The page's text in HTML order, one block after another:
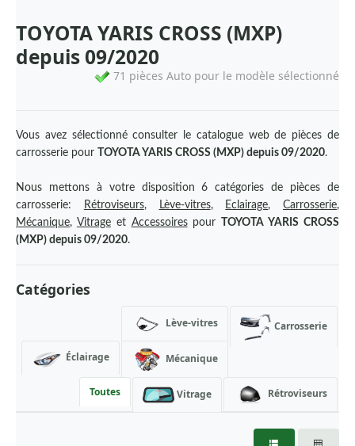
ACCESSOIRES CAMION
BMW
CHEVROLET
CHRYSLER
CITROEN
DAF
TOYOTA YARIS CROSS (MXP)
depuis 09/2020
71 pièces Auto pour le modèle sélectionné
Vous avez sélectionné consulter le catalogue web de pièces de
carrosserie pour
TOYOTA YARIS CROSS (MXP) depuis 09/2020.
Nous mettons à votre disposition 6 catégories de pièces de
carrosserie:
Rétroviseurs, Lève-vitres, Eclairage, Carrosserie,
Mécanique, Vitrageet Accessoirespour
TOYOTA YARIS CROSS
(MXP) depuis 09/2020.
Catégories
Carrosserie
Lève-vitres
Mécanique
Éclairage
Rétroviseurs
Vitrage
Toutes